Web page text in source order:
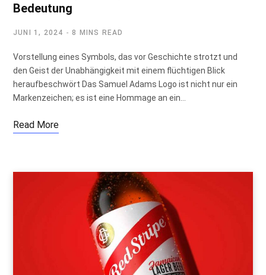
Bedeutung
JUNI 1, 2024 8 MINS READ
Vorstellung eines Symbols, das vor Geschichte strotzt und
den Geist der Unabhängigkeit mit einem flüchtigen Blick
heraufbeschwört Das Samuel Adams Logo ist nicht nur ein
Markenzeichen; es ist eine Hommage an ein…
Read More